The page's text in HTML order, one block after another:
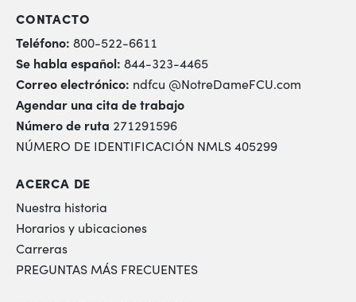
CONTACTO
Teléfono: 800-522-6611
Se habla español: 844-323-4465
Correo electrónico: ndfcu @NotreDameFCU.com
Agendar una cita de trabajo
Número de ruta 271291596
NÚMERO DE IDENTIFICACIÓN NMLS 405299
ACERCA DE
Nuestra historia
Horarios y ubicaciones
Carreras
PREGUNTAS MÁS FRECUENTES